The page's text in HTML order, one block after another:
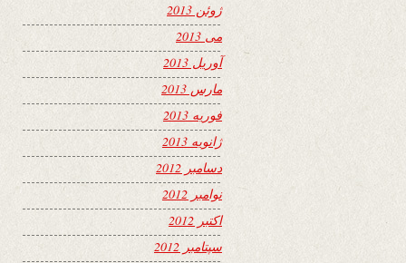
ژوئن 2013
می 2013
آوریل 2013
مارس 2013
فوریه 2013
ژانویه 2013
دسامبر 2012
نوامبر 2012
اکتبر 2012
سپتامبر 2012